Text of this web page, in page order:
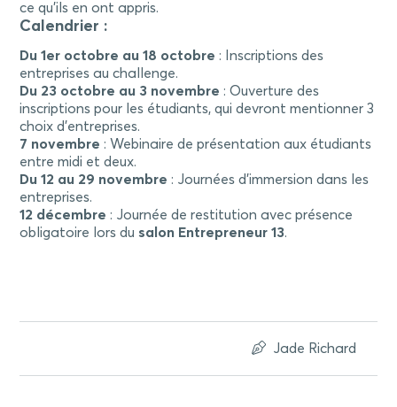
ce qu’ils en ont appris.
Calendrier :
Du 1er octobre au 18 octobre : Inscriptions des
entreprises au challenge.
Du 23 octobre au 3 novembre : Ouverture des
inscriptions pour les étudiants, qui devront mentionner 3
choix d’entreprises.
7 novembre : Webinaire de présentation aux étudiants
entre midi et deux.
Du 12 au 29 novembre : Journées d’immersion dans les
entreprises.
12 décembre : Journée de restitution avec présence
obligatoire lors du salon Entrepreneur 13.
Jade Richard